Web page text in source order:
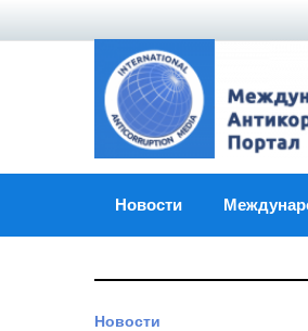
Новости
Новости